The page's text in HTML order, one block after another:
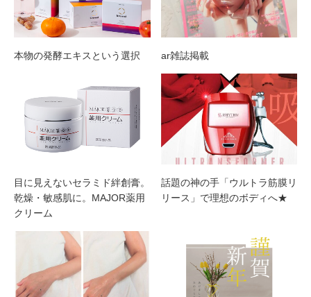
本物の発酵エキスという選択 ar雑誌掲載
目に見えないセラミド絆創膏。
乾燥・敏感肌に。MAJOR薬用
クリーム
話題の神の手「ウルトラ筋膜リ
リース」で理想のボディへ★